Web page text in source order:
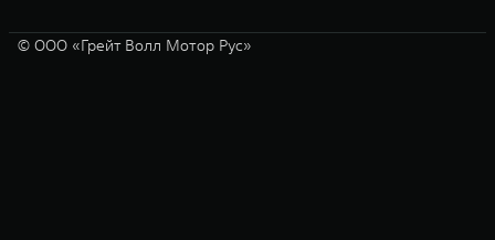
© ООО «Грейт Волл Мотор Рус»